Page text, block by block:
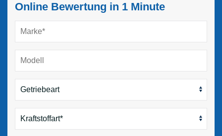
Online Bewertung in 1 Minute